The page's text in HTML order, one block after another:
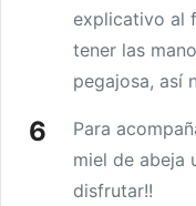
explicativo al
tener las
pegajosa, así
Para
miel de abeja
disfrutar!!